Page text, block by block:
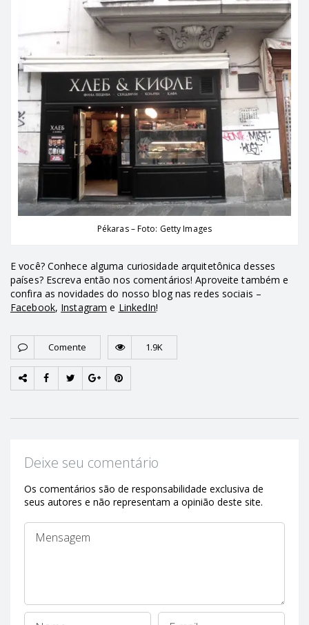
Pékaras – Foto: Getty Images
E você? Conhece alguma curiosidade arquitetônica desses
países? Escreva então nos comentários! Aproveite também e
confira as novidades do nosso blog nas redes sociais –
Facebook, Instagram e LinkedIn!
Comente 1.9K
Deixe seu comentário
Os comentários são de responsabilidade exclusiva de
seus autores e não representam a opinião deste site.